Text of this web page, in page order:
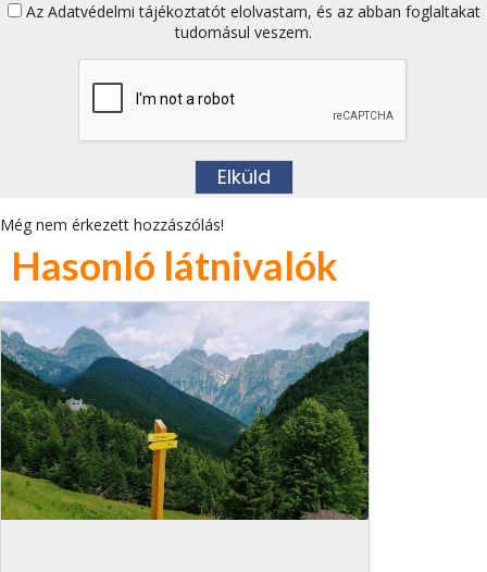
Az Adatvédelmi tájékoztatótelolvastam, és az abban foglaltakat
tudomásul veszem.
Még nem érkezett hozzászólás!
Hasonló látnivalók